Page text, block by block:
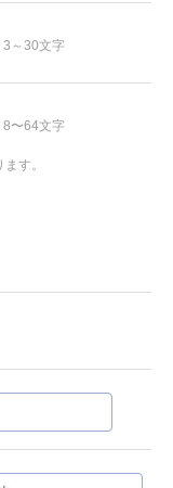
～30文字
〜64文字
す。